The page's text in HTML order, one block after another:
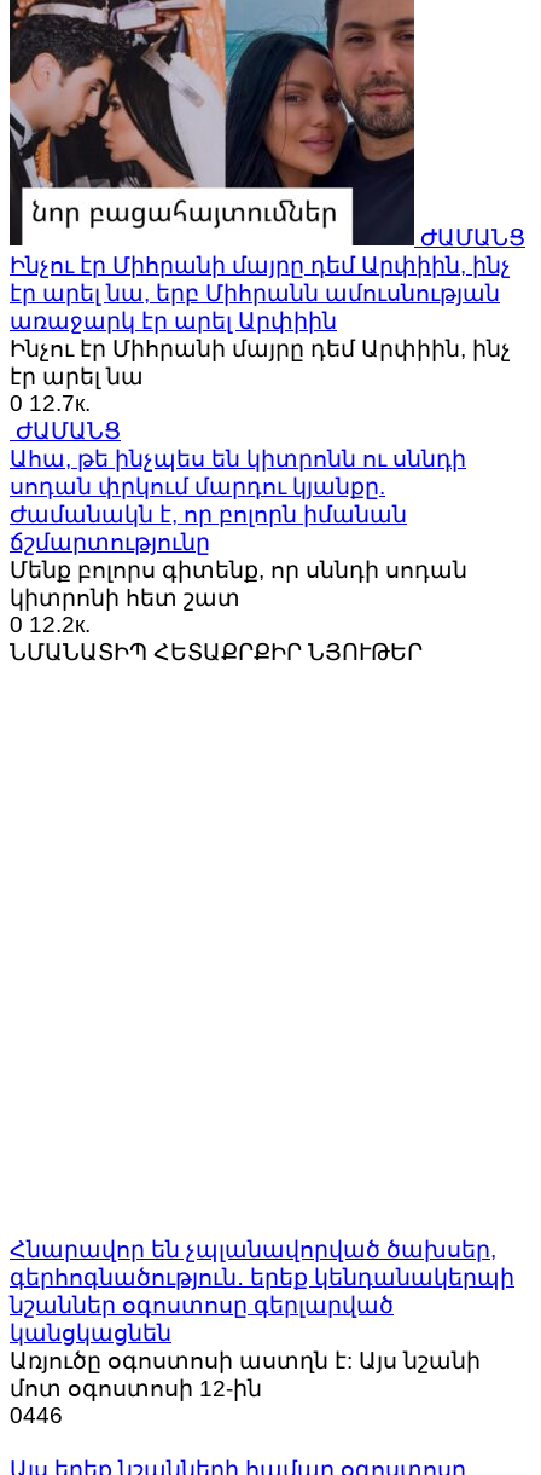
ԺԱՄԱՆՑ
Ինչու էր Միհրանի մայրը դեմ Արփիին, ինչ
էր արել նա, երբ Միհրանն ամուսնության
առաջարկ էր արել Արփիին
Ինչու էր Միհրանի մայրը դեմ Արփիին, ինչ
էր արել նա
0 12.7к.
ԺԱՄԱՆՑ
Ահա, թե ինչպես են կիտրոնն ու սննդի
սոդան փրկում մարդու կյանքը.
Ժամանակն է, որ բոլորն իմանան
ճշմարտությունը
Մենք բոլորս գիտենք, որ սննդի սոդան
կիտրոնի հետ շատ
0 12.2к.
ՆՄԱՆԱՏԻՊ ՀԵՏԱՔՐՔԻՐ ՆՅՈՒԹԵՐ
Հնարավոր են չպլանավորված ծախսեր,
գերհոգնածություն․ երեք կենդանակերպի
նշաններ օգոստոսը գերլարված
կանցկացնեն
Առյուծը օգոստոսի աստղն է: Այս նշանի
մոտ օգոստոսի 12-ին
0446
Այս երեք նշանների համար օգոստոսը